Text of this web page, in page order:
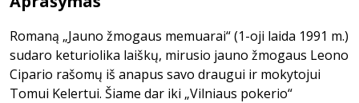
Romaną „Jauno žmogaus memuarai“ (1-oji laida 1991 m.)
sudaro keturiolika laiškų, mirusio jauno žmogaus Leono
Cipario rašomų iš anapus savo draugui ir mokytojui
Tomui Kelertui. Šiame dar iki „Vilniaus pokerio“